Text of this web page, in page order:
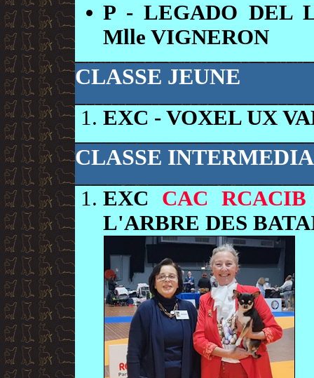
P - LEGADO DEL
Mlle VIGNERON
CLASSE JEUNE
EXC - VOXEL UX
CLASSE
EXC CAC RCACIB
L'ARBRE DES